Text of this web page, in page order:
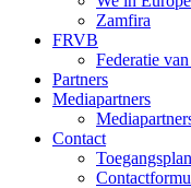
Zamfira
FRVB
Federatie
Partners
Mediapartners
Contact
Toegangsplan